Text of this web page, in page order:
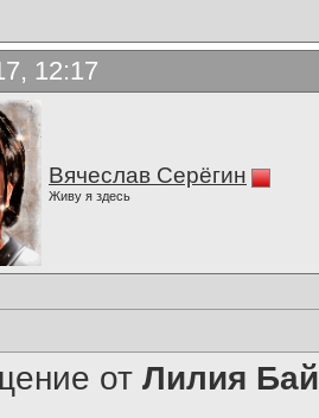
12:17
Вячеслав Серёгин
Живу я здесь
от Лилия